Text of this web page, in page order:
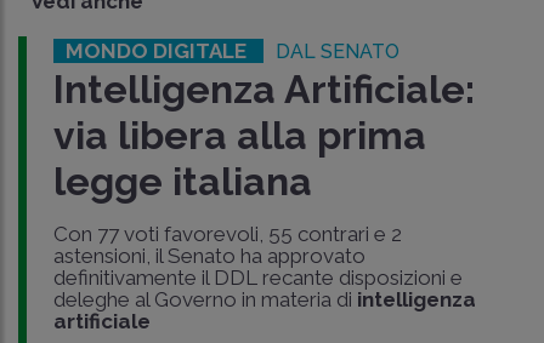
MONDO DIGITALE DAL SENATO
Intelligenza Artificiale:
via libera alla prima
legge italiana
Con 77 voti favorevoli, 55 contrari e 2
astensioni, il Senato ha approvato
definitivamente il DDL recante disposizioni e
deleghe al Governo in materia di intelligenza
artificiale